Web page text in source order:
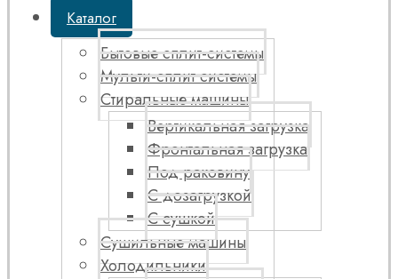
Каталог
Бытовые сплит-системы
Мульти-сплит системы
Стиральные машины
Вертикальная загрузка
Фронтальная загрузка
Под раковину
С дозагрузкой
С сушкой
Сушильные машины
Холодильники